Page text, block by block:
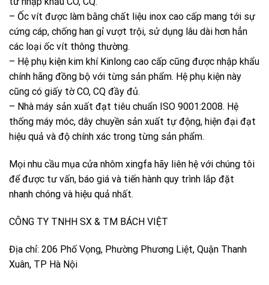
– Ốc vít được làm bằng chất liệu inox cao cấp mang tới sự
cứng cáp, chống han gỉ vượt trội, sử dụng lâu dài hơn hẳn
các loại ốc vít thông thường.
– Hệ phụ kiện kim khí Kinlong cao cấp cũng được nhập khẩu
chính hãng đồng bộ với từng sản phẩm. Hệ phụ kiện này
cũng có giấy tờ CO, CQ đầy đủ.
– Nhà máy sản xuất đạt tiêu chuẩn ISO 9001:2008. Hệ
thống máy móc, dây chuyền sản xuất tự động, hiện đại đạt
hiệu quả và độ chính xác trong từng sản phẩm.
Mọi nhu cầu mụa cửa nhôm xingfa hãy liên hệ với chúng tôi
để được tư vấn, báo giá và tiến hành quy trình lắp đặt
nhanh chóng và hiệu quả nhất.
CÔNG TY TNHH SX & TM BÁCH VIỆT
Địa chỉ: 206 Phố Vọng, Phường Phương Liệt, Quận Thanh
Xuân, TP Hà Nội